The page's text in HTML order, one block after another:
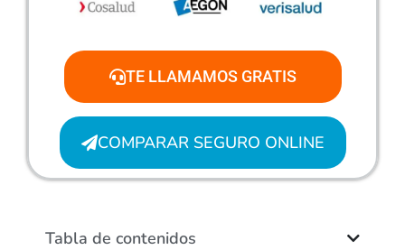
TE LLAMAMOS GRATIS
COMPARAR SEGURO ONLINE
Tabla de contenidos